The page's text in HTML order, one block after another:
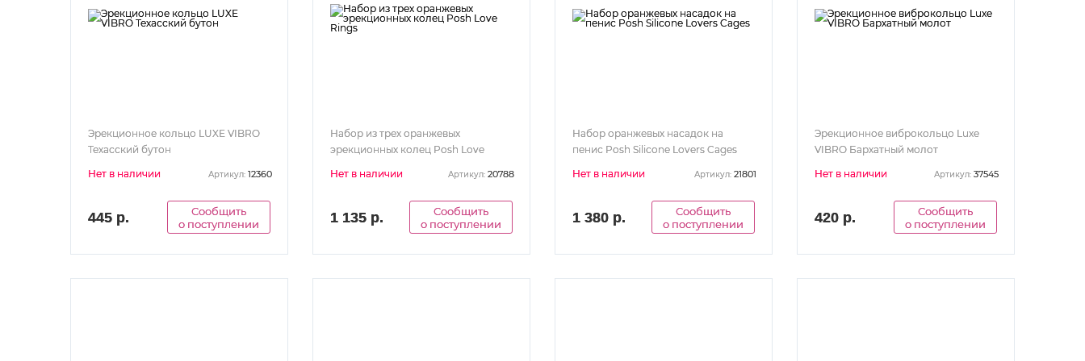
Эрекционное кольцо LUXE VIBRO
Техасский бутон
Нет в наличии
Артикул: 12360
445 р.
Сообщить
о поступлении
Набор из трех оранжевых
эрекционных колец Posh Love
Нет в наличии Артикул: 20788
1 135 р.
Сообщить
о поступлении
Набор оранжевых насадок на
пенис Posh Silicone Lovers Cages
Нет в наличии
Артикул: 21801
1 380 р.
Сообщить
о поступлении
Эрекционное виброкольцо Luxe
VIBRO Бархатный молот
Нет в наличии
Артикул: 37545
420 р.
Сообщить
о поступлении